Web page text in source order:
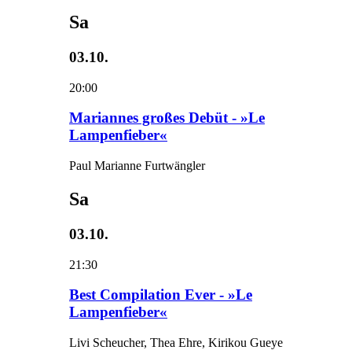
Sa
03.10.
20:00
Mariannes großes Debüt - »Le
Lampenfieber«
Paul Marianne Furtwängler
Sa
03.10.
21:30
Best Compilation Ever - »Le
Lampenfieber«
Livi Scheucher, Thea Ehre, Kirikou Gueye